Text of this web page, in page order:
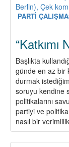
PARTİ
“Katkımı
Başlıkta
günde en az bir
durmak
soruyu kendine
politikalarını
partiyi ve
nasıl bir